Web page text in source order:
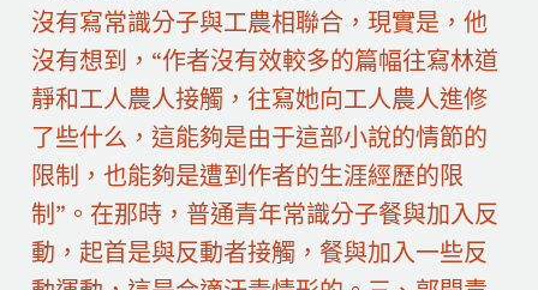
沒有寫常識分子與工農相聯合，現實是，他
沒有想到，“作者沒有效較多的篇幅往寫林道
靜和工人農人接觸，往寫她向工人農人進修
了些什么，這能夠是由于這部小說的情節的
限制，也能夠是遭到作者的生涯經歷的限
制”。在那時，普通青年常識分子餐與加入反
動，起首是與反動者接觸，餐與加入一些反